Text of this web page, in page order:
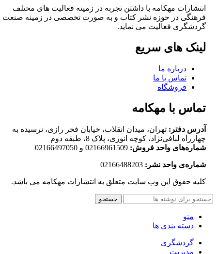
انتشارات مهکامه با داشتن تجربه در زمینه فعالیت های مختلف
فرهنگی در حوزه نشر کتاب و به صورت تخصصی در زمینه صنعت
گردشگری فعالیت می نماید.
لینک های سریع
درباره ما
تماس با ما
فروشگاه
تماس با مهکامه
آدرس دفتر: تهران، میدان انقلاب، خیابان فخر رازی، نرسیده به
چهارراه لبافی‌نژاد، کوچه انوری، پلاک 8، طبقه دوم
شماره‌های واحد فروش: 02166961509 و 02166497050
شماره‌‌ی واحد نشر:
کلیه حقوق این وب سایت متعلق به انتشارات مهکامه می باشد.
جستجو
منو
دسته بندی ها
گردشگری
مدیریت